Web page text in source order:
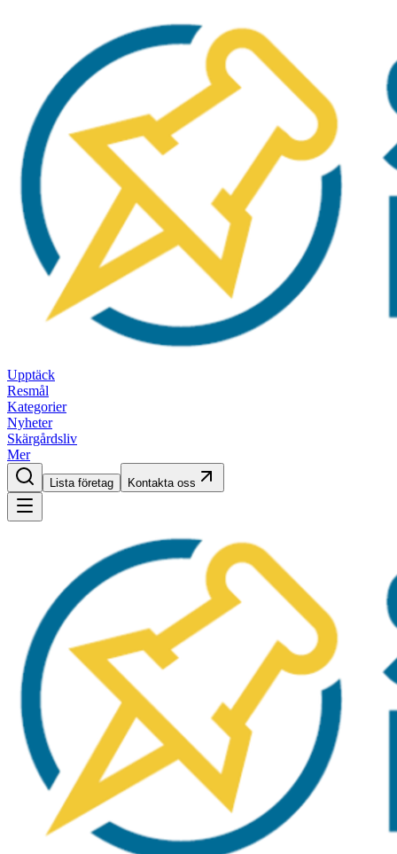
Upptäck
Resmål
Kategorier
Nyheter
Skärgårdsliv
Mer
Lista företag Kontakta oss